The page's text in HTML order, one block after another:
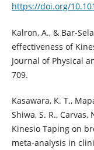
https://doi.org/
Kalron, A., & Bar-
effectiveness of
Journal of Physical
709.
Kasawara, K. T.,
Shiwa, S. R., Carvas,
Kinesio Taping on
meta-analysis in